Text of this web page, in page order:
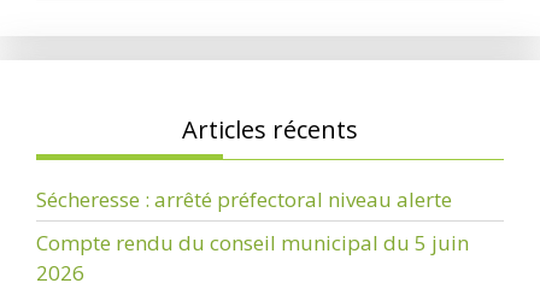
Articles récents
Sécheresse : arrêté préfectoral niveau alerte
Compte rendu du conseil municipal du 5 juin
2026